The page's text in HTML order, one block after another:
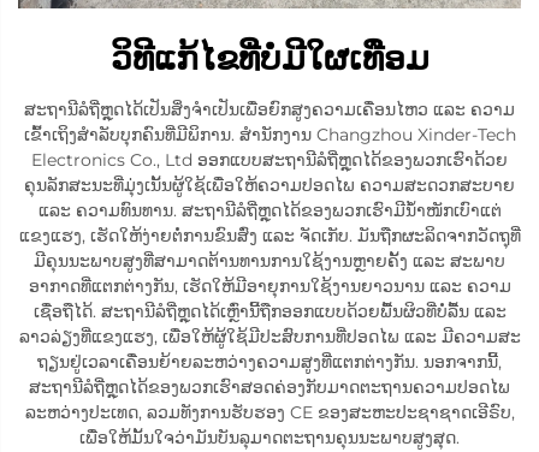
ວິທີແກ້ໄຂທີ່ບໍ່ມີໃຜເທືອມ
ສະຖານີລໍຖີ່ຫຼຸດໄດ້ເປັນສິ່ງຈຳເປັນເພື່ອຍົກສູງຄວາມເຄື່ອນໄຫວ ແລະ ຄວາມ
ເຂົ້າເຖິງສຳລັບບຸກຄົນທີ່ມີພິການ. ສຳນັກງານ Changzhou Xinder-Tech
Electronics Co., Ltd ອອກແບບສະຖານີລໍຖີ່ຫຼຸດໄດ້ຂອງພວກເຮົາດ້ວຍ
ຄຸນລັກສະນະທີ່ມຸ່ງເນັ້ນຜູ້ໃຊ້ເພື່ອໃຫ້ຄວາມປອດໄພ ຄວາມສະດວກສະບາຍ
ແລະ ຄວາມທົນທານ. ສະຖານີລໍຖີ່ຫຼຸດໄດ້ຂອງພວກເຮົາມີນ້ຳໜັກເບົາແຕ່
ແຂງແຮງ, ເຮັດໃຫ້ງ່າຍຕໍ່ການຂົນສົ່ງ ແລະ ຈັດເກັບ. ມັນຖືກຜະລິດຈາກວັດຖຸທີ່
ມີຄຸນນະພາບສູງທີ່ສາມາດຕ້ານທານການໃຊ້ງານຫຼາຍຄັ້ງ ແລະ ສະພາບ
ອາກາດທີ່ແຕກຕ່າງກັນ, ເຮັດໃຫ້ມີອາຍຸການໃຊ້ງານຍາວນານ ແລະ ຄວາມ
ເຊື່ອຖືໄດ້. ສະຖານີລໍຖີ່ຫຼຸດໄດ້ເຫຼົ່ານີ້ຖືກອອກແບບດ້ວຍພື້ນຜິວທີ່ບໍ່ລື້ນ ແລະ
ລາວລ່ຽງທີ່ແຂງແຮງ, ເພື່ອໃຫ້ຜູ້ໃຊ້ມີປະສົບການທີ່ປອດໄພ ແລະ ມີຄວາມສະ
ຖຽນຢູ່ເວລາເຄື່ອນຍ້າຍລະຫວ່າງຄວາມສູງທີ່ແຕກຕ່າງກັນ. ນອກຈາກນີ້,
ສະຖານີລໍຖີ່ຫຼຸດໄດ້ຂອງພວກເຮົາສອດຄ່ອງກັບມາດຕະຖານຄວາມປອດໄພ
ລະຫວ່າງປະເທດ, ລວມທັງການຮັບຮອງ CE ຂອງສະຫະປະຊາຊາດເອີຣົບ,
ເພື່ອໃຫ້ມັ້ນໃຈວ່າມັນບັນລຸມາດຕະຖານຄຸນນະພາບສູງສຸດ.